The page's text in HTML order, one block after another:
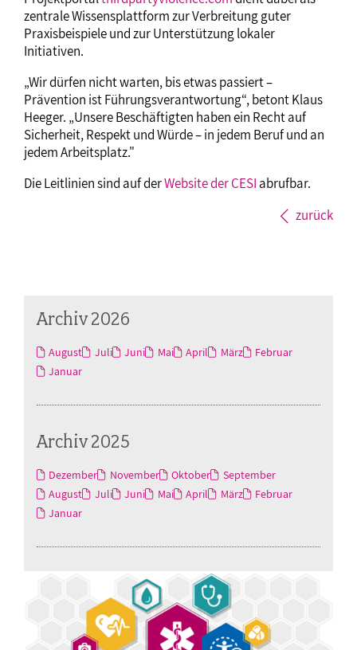
zentrale Wissensplattform zur Verbreitung guter
Praxisbeispiele und zur Unterstützung lokaler
Initiativen.
„Wir dürfen nicht warten, bis etwas passiert –
Prävention ist Führungsverantwortung“, betont Klaus
Heeger. „Unsere Beschäftigten haben ein Recht auf
Sicherheit, Respekt und Würde – in jedem Beruf und an
jedem Arbeitsplatz."
Die Leitlinien sind auf derWebsite der CESI abrufbar.
zurück
Archiv 2026
August Juli Juni Mai April März
Februar
Januar
Archiv 2025
Dezember November Oktober
September
August
Juli Juni Mai April März
Februar
Januar